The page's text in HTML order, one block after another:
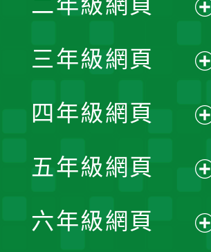
二年級網頁
三年級網頁
四年級網頁
五年級網頁
六年級網頁